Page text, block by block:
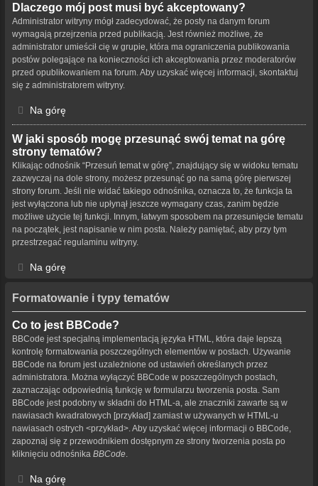
Dlaczego mój post musi być akceptowany?
Administrator witryny mógł zadecydować, że posty na danym forum
wymagają przejrzenia przed publikacją. Jest również możliwe, że
administrator umieścił cię w grupie, która ma ograniczenia publikowania
postów polegające na konieczności ich akceptowania przez moderatorów
przed opublikowaniem na forum. Aby uzyskać więcej informacji, skontaktuj
się z administratorem witryny.
Na górę
W jaki sposób mogę przesunąć swój temat na górę
strony tematów?
Klikając odnośnik “Przesuń temat w górę”, znajdujący się w widoku tematu
zazwyczaj na dole strony, możesz przesunąć go na samą górę pierwszej
strony forum. Jeśli nie widać takiego odnośnika, oznacza to, że funkcja ta
jest wyłączona lub nie upłynął jeszcze wymagany czas, zanim będzie
możliwe użycie tej funkcji. Innym, łatwym sposobem na przesunięcie tematu
na początek, jest napisanie w nim posta. Należy pamiętać, aby przy tym
przestrzegać regulaminu witryny.
Na górę
Formatowanie i typy tematów
Co to jest BBCode?
BBCode jest specjalną implementacją języka HTML, która daje lepszą
kontrolę formatowania poszczególnych elementów w postach. Używanie
BBCode na forum jest uzależnione od ustawień określanych przez
administratora. Można wyłączyć BBCode w poszczególnych postach,
zaznaczając odpowiednią funkcję w formularzu tworzenia posta. Sam
BBCode jest podobny w składni do HTML-a, ale znaczniki zawarte są w
nawiasach kwadratowych [przykład] zamiast w używanych w HTML-u
nawiasach ostrych <przykład>. Aby uzyskać więcej informacji o BBCode,
zapoznaj się z przewodnikiem dostępnym ze strony tworzenia posta po
kliknięciu odnośnika BBCode
Na górę